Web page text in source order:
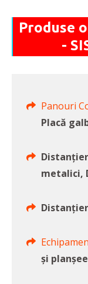
Produse
-
Panouri
Placă
metalici,
și